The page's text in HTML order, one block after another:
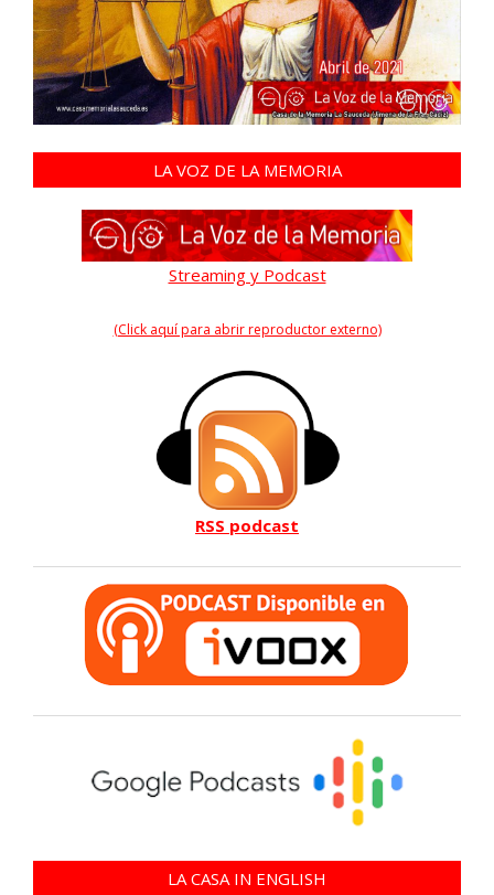
LA VOZ DE LA MEMORIA
Streaming y Podcast
(Click aquí para abrir reproductor externo)
RSS podcast
LA CASA IN ENGLISH